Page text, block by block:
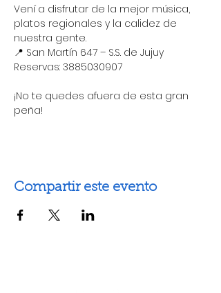
Vení a disfrutar de la mejor música,
platos regionales y la calidez de
nuestra gente.
📍 San Martín 647 – S.S. de Jujuy
Reservas: 3885030907
¡No te quedes afuera de esta gran
peña!
Compartir este evento